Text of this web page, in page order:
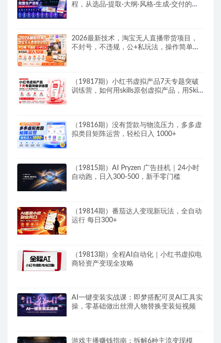
程，从选品·提取·大纲·风格·生成·交付的九
2026最新技术，淘宝无人直播带货项目，
不封号，不违规，公+私玩法，操作简单，
（19817期）小红书虚拟产品7天专题突破
训练营，如何用skills原创虚拟产品，用Skil
（19816期）没有货款与物流压力，多多虚
拟类目矩阵运营，轻松日入 1000+
（19815期）AI Pryzen 广告挂机｜24小时
自动跑，日入300-500，新手零门槛
（19814期）番茄达人变现新玩法，全自动
运行 每日300+
（19813期）全程AI自动化｜小红书虚拟电
商轻资产变现全攻略
AI一键变装实战课：即梦搭配可灵AI工具实
操，零基础做出丝滑人物替换变装短视频
游戏主播赚钱指南：拆解6种主流变现模